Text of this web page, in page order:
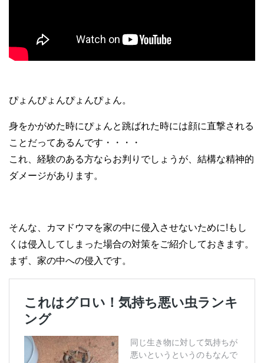
ぴょんぴょんぴょんぴょん。
身をかがめた時にぴょんと跳ばれた時には顔に直撃される
ことだってあるんです・・・・
これ、経験のある方ならお判りでしょうが、結構な精神的
ダメージがあります。
そんな、カマドウマを家の中に侵入させないために!もし
くは侵入してしまった場合の対策をご紹介しておきます。
まず、家の中への侵入です。